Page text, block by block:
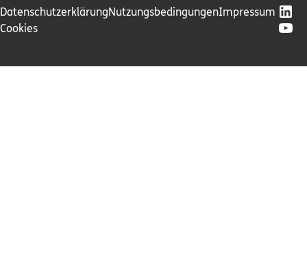
DatenschutzerklärungNutzungsbedingungenImpressum
Cookies